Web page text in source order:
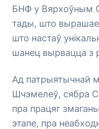
БНФ у Вярхоўным
тады, што
што настаў
шанец вырвацца з
Ад патрыятычнай
Шчэмелеў, сябра
пра працяг
этапе, пра